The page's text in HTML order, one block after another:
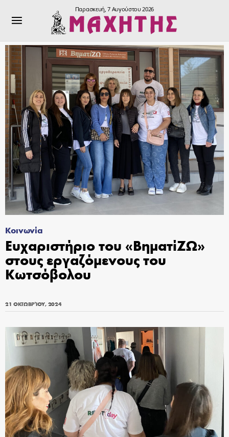
Παρασκευή, 7 Αυγούστου 2026
Κοινωνία
Ευχαριστήριο του «ΒηματίΖΩ»
στους εργαζόμενους του
Κωτσόβολου
21 ΟΚΤΩΒΡΊΟΥ, 2024